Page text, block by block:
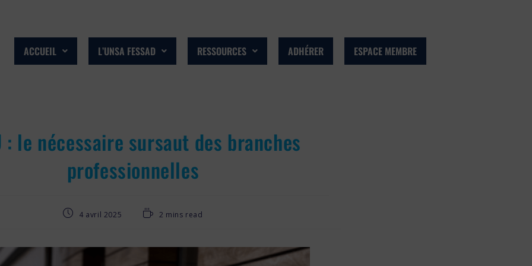
ACCUEIL L’UNSA FESSAD RESSOURCES ADHÉRER ESPACE MEMBRE
: le nécessaire sursaut des branches
professionnelles
4 avril 2025 2 mins read